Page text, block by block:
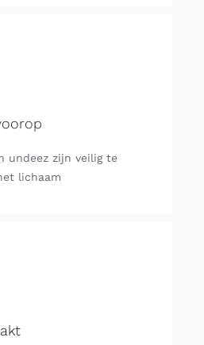
undeez zijn veilig te
lichaam